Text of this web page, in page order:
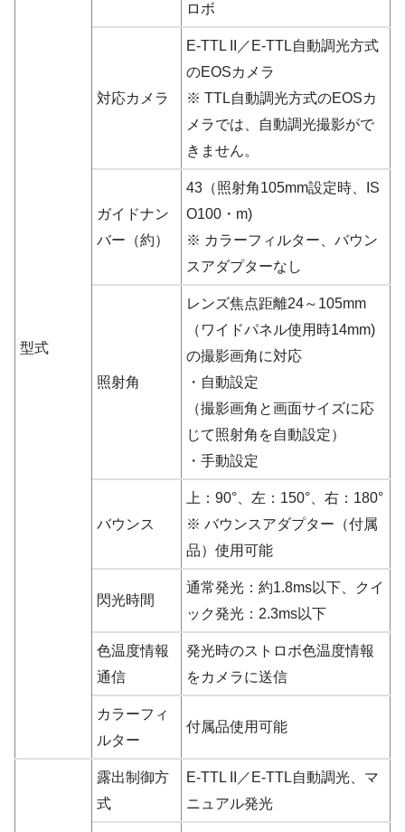
型式
ロボ
対応カメラ
E-TTL II／E-TTL自動調光方式
のEOSカメラ
※ TTL自動調光方式のEOSカ
メラでは、自動調光撮影がで
きません。
ガイドナン
バー（約）
43（照射角105mm設定時、IS
O100・m)
※ カラーフィルター、バウン
スアダプターなし
照射角
レンズ焦点距離24～105mm
（ワイドパネル使用時14mm)
の撮影画角に対応
・自動設定
（撮影画角と画面サイズに応
じて照射角を自動設定）
・手動設定
バウンス
上：90°、左：150°、右：180°
※ バウンスアダプター（付属
品）使用可能
閃光時間
通常発光：約1.8ms以下、クイ
ック発光：2.3ms以下
色温度情報
通信
発光時のストロボ色温度情報
をカメラに送信
カラーフィ
ルター
付属品使用可能
露出制御方
式
E-TTL II／E-TTL自動調光、マ
ニュアル発光